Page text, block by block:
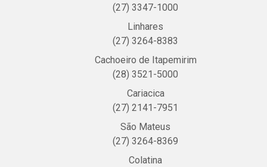
(27) 3347-1000
Linhares
(27) 3264-8383
Cachoeiro de Itapemirim
(28) 3521-5000
Cariacica
(27) 2141-7951
São Mateus
(27) 3264-8369
Colatina